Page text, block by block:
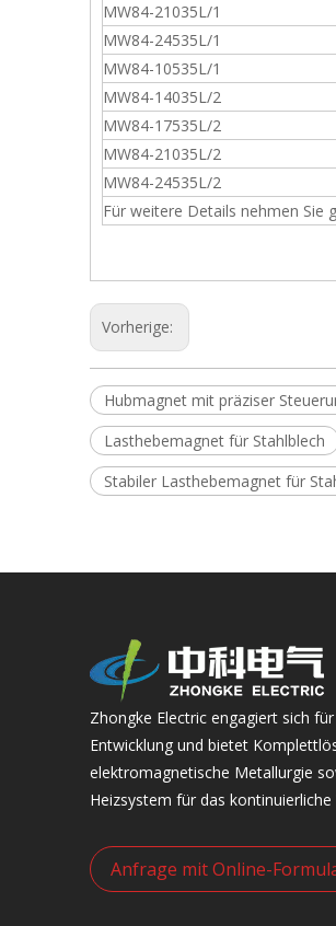
MW84-21035L/1
MW84-24535L/1
MW84-10535L/1
MW84-14035L/2
MW84-17535L/2
MW84-21035L/2
MW84-24535L/2
Für weitere Details nehmen Sie
Vorherige:
Hubmagnet mit präziser
Lasthebemagnet für Stahlblech
Stabiler Lasthebemagnet für
Zhongke Electric engagiert sich
Entwicklung und bietet
elektromagnetische Metallurgie
Heizsystem für das kontinuierliche
Anfrage mit Online-